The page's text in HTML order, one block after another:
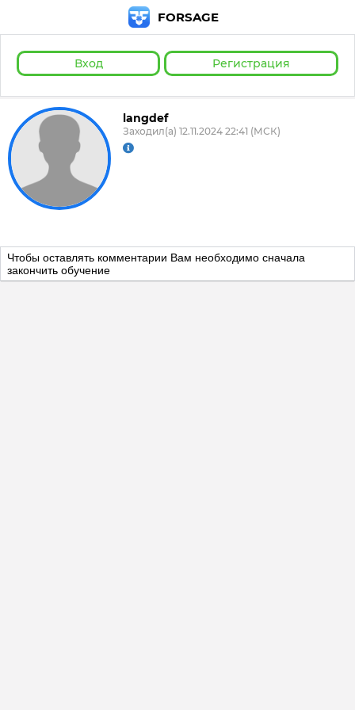
FORSAGE
Вход Регистрация
langdef
Заходил(а) 12.11.2024 22:41 (МСК)
Чтобы оставлять комментарии Вам необходимо сначала
закончить обучение